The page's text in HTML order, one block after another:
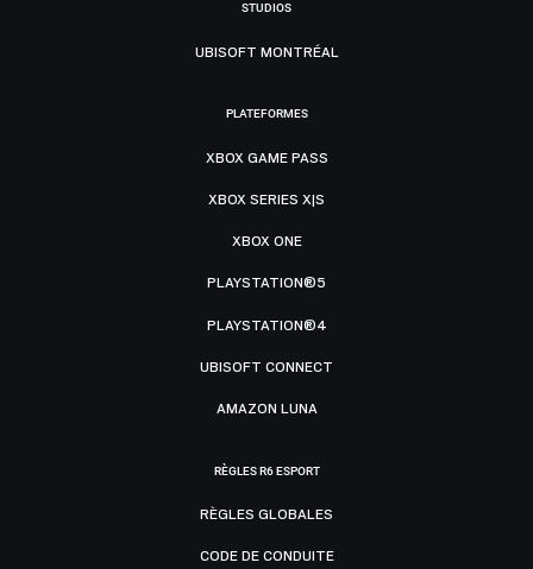
STUDIOS
UBISOFT MONTRÉAL
PLATEFORMES
XBOX GAME PASS
XBOX SERIES X|S
XBOX ONE
PLAYSTATION®5
PLAYSTATION®4
UBISOFT CONNECT
AMAZON LUNA
RÈGLES R6 ESPORT
RÈGLES GLOBALES
CODE DE CONDUITE